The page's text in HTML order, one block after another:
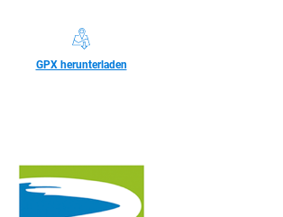
GPX herunterladen